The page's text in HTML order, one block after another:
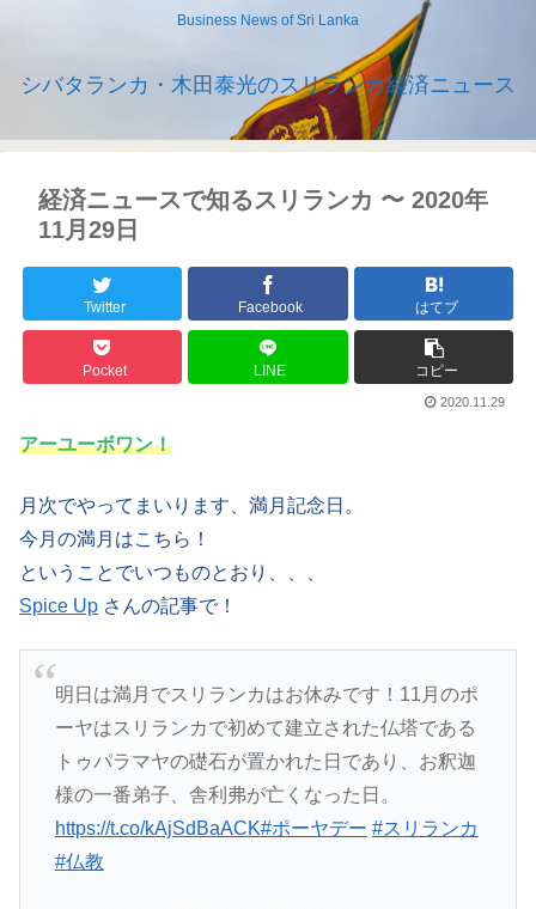
Business News of Sri Lanka
シバタランカ・木田泰光のスリランカ経済ニュース
経済ニュースで知るスリランカ 〜 2020年
11月29日
Twitter Facebook はてブ
Pocket LINE コピー
2020.11.29
アーユーボワン！
月次でやってまいります、満月記念日。
今月の満月はこちら！
ということでいつものとおり、、、
Spice Up さんの記事で！
明日は満月でスリランカはお休みです！11月のポ
ーヤはスリランカで初めて建立された仏塔である
トゥパラマヤの礎石が置かれた日であり、お釈迦
様の一番弟子、舎利弗が亡くなった日。
https://t.co/kAjSdBaACK#ポーヤデー #スリランカ
#仏教